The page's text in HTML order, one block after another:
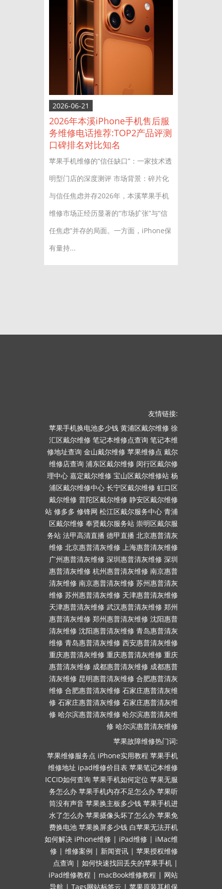
2026-06-21
2026年本溪iPhone手机售后服
务维修电话推荐:TOP2产品评测
口碑排名对比知名
苹果手机维修的“信任缺口”：一家技术透
明型门店的深度测评 市场背景：碎片化
与信任焦虑并存2026年，本溪苹果手机
维修市场正经历显著的“市场扩张”与“信
任焦虑”并存的局面。一方面，iPhone保
有量持...
友情链接:
苹果手机换电池多少钱 黄浦区戴尔维修 徐
汇区戴尔维修 笔记本维修点查询 笔记本维
修地址查询 金山戴尔维修 苹果维修点 戴尔
维修店查询 浦东区戴尔维修 闵行区戴尔修
理中心 嘉定戴尔维修 宝山区戴尔维修站 杨
浦区戴尔维修中心 长宁区戴尔维修 虹口区
戴尔维修 普陀区戴尔维修 静安区戴尔维修
站 修多多 修锋网 松江区戴尔服务中心 青浦
区戴尔维修 奉贤戴尔服务站 崇明区戴尔服
务站 法甲高清直播 德甲直播 北京惠普清灰
维修 北京惠普清灰维修 上海惠普清灰维修
广州惠普清灰维修 深圳惠普清灰维修 深圳
惠普清灰维修 杭州惠普清灰维修 南京惠普
清灰维修 南京惠普清灰维修 苏州惠普清灰
维修 苏州惠普清灰维修 天津惠普清灰维修
天津惠普清灰维修 武汉惠普清灰维修 郑州
惠普清灰维修 郑州惠普清灰维修 沈阳惠普
清灰维修 沈阳惠普清灰维修 青岛惠普清灰
维修 青岛惠普清灰维修 西安惠普清灰维修
重庆惠普清灰维修 重庆惠普清灰维修 重庆
惠普清灰维修 成都惠普清灰维修 成都惠普
清灰维修 昆明惠普清灰维修 合肥惠普清灰
维修 合肥惠普清灰维修 石家庄惠普清灰维
修 石家庄惠普清灰维修 石家庄惠普清灰维
修 哈尔滨惠普清灰维修 哈尔滨惠普清灰维
修 哈尔滨惠普清灰维修
苹果故障维修热门词:
苹果维修服务点 iPhone实用教程 苹果手机
维修地址 ipad维修价目表 苹果笔记本维修
ICCID如何查询 苹果手机如何定位 苹果无服
务怎么办 苹果手机内存不足怎么办 苹果听
筒没有声音 苹果换主板多少钱 苹果手机进
水了怎么办 苹果摄像头坏了怎么办 苹果免
费换电池 苹果换屏多少钱 白苹果无法开机
如何解决 iPhone维修 | iPad维修 | iMac维
修 | 维修案例 | 新闻资讯 | 苹果授权维修
点查询 | 如何快速找回丢失的苹果手机 |
iPad维修教程 | macBook维修教程 | 网站
导航 | Tags网站标签云 | 苹果原装耳机保